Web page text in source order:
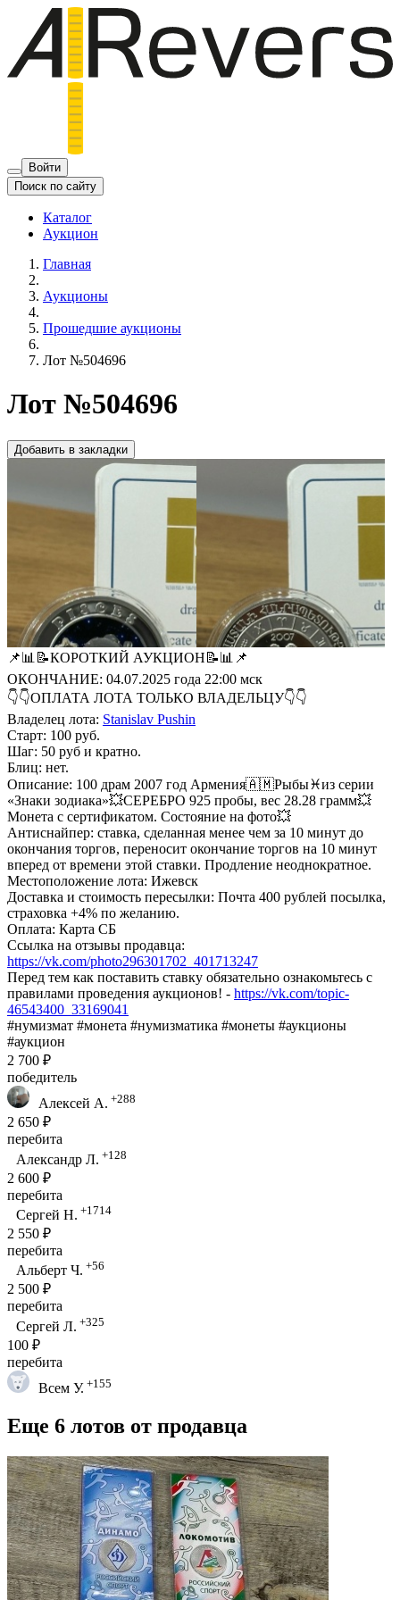
Войти
Поиск по сайту
Каталог
Аукцион
Главная
Аукционы
Прошедшие аукционы
Лот №504696
Лот №504696
Добавить в закладки
📌📊📝КОРОТКИЙ АУКЦИОН📝📊📌
ОКОНЧАНИЕ: 04.07.2025 года 22:00 мск
👇👇ОПЛАТА ЛОТА ТОЛЬКО ВЛАДЕЛЬЦУ👇👇
Владелец лота: Stanislav Pushin
Старт: 100 руб.
Шаг: 50 руб и кратно.
Блиц: нет.
Описание: 100 драм 2007 год Армения🇦🇲Рыбы♓️из серии
«Знаки зодиака»💥СЕРЕБРО 925 пробы, вес 28.28 грамм💥
Монета с сертификатом. Состояние на фото💥
Антиснайпер: ставка, сделанная менее чем за 10 минут до
окончания торгов, переносит окончание торгов на 10 минут
вперед от времени этой ставки. Продление неоднократное.
Местоположение лота: Ижевск
Доставка и стоимость пересылки: Почта 400 рублей посылка,
страховка +4% по желанию.
Оплата: Карта СБ
Ссылка на отзывы продавца:
https://vk.com/photo296301702_401713247
Перед тем как поставить ставку обязательно ознакомьтесь с
правилами проведения аукционов! - https://vk.com/topic-
46543400_33169041
#нумизмат #монета #нумизматика #монеты #аукционы
#аукцион
2 700 ₽
победитель
Алексей А. +288
2 650 ₽
перебита
Александр Л. +128
2 600 ₽
перебита
Сергей Н. +1714
2 550 ₽
перебита
Альберт Ч. +56
2 500 ₽
перебита
Сергей Л. +325
100 ₽
перебита
Всем У. +155
Еще 6 лотов от продавца